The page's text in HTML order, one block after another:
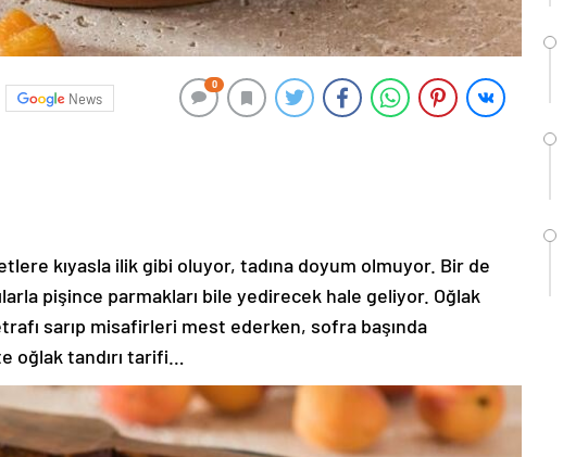
News
0
kıyasla ilik gibi oluyor, tadına doyum olmuyor. Bir de
pişince parmakları bile yedirecek hale geliyor. Oğlak
sarıp misafirleri mest ederken, sofra başında
oğlak tandırı tarifi…